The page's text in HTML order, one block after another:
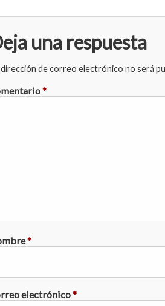
una respuesta
de correo electrónico no será
*
*
electrónico*